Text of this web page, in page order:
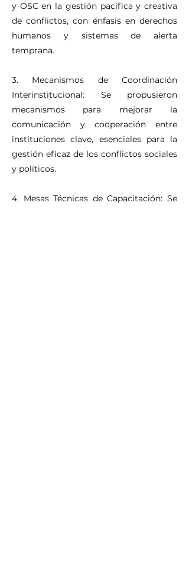
y OSC en la gestión pacífica y creativa
de conflictos, con énfasis en derechos
humanos y sistemas de alerta
temprana.
3. Mecanismos de Coordinación
Interinstitucional: Se propusieron
mecanismos para mejorar la
comunicación y cooperación entre
instituciones clave, esenciales para la
gestión eficaz de los conflictos sociales
y políticos.
4. Mesas Técnicas de Capacitación: Se